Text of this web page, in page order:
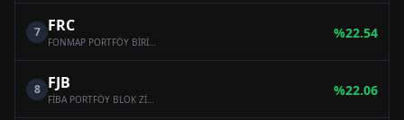
7 FRC
FONMAP PORTFÖY BİRİNCİ HİSSE SENEDİ SERBEST FON (HİSSE SENEDİ YOĞUN FON)
%22.54
8 FJB
FİBA PORTFÖY BLOK ZİNCİRİ TEKNOLOJİLERİ SERBEST FON
%22.06